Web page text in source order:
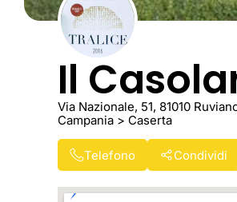
Il
Via Nazionale, 51, 81010
Campania > Caserta
Telefono Condividi